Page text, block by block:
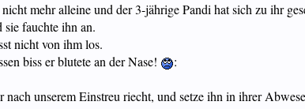
mehr alleine und der 3-jährige Pandi hat sich zu ihr
fauchte ihn an.
nicht von ihm los.
biss er blutete an der Nase!
:
nach unserem Einstreu riecht, und setze ihn in ihrer